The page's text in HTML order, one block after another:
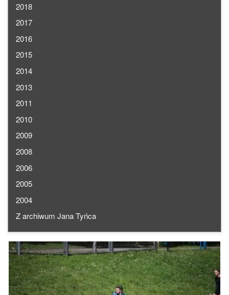
2018
2017
2016
2015
2014
2013
2011
2010
2009
2008
2006
2005
2004
Z archiwum Jana Tyńca